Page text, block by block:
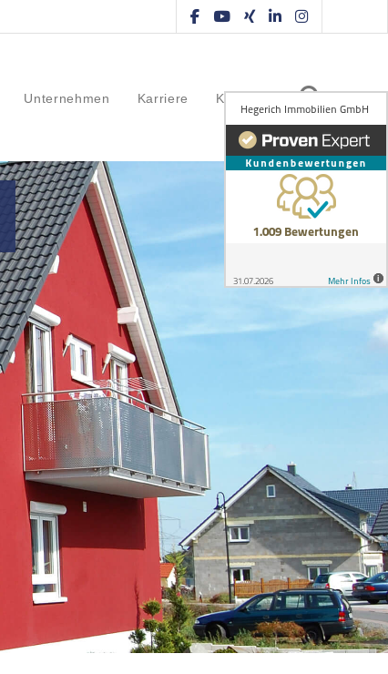
Unternehmen Karriere Kontakt